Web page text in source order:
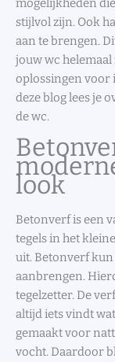
mogelijkheden
stijlvol zijn. Ook
aan te brengen.
jouw wc helemaal
oplossingen voor
deze blog lees je
de wc.
look
Betonverf is een
tegels in het
uit. Betonverf
aanbrengen.
tegelzetter. De
altijd iets vindt
gemaakt voor
vocht. Daardoor